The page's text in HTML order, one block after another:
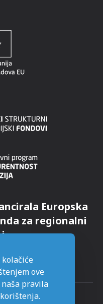
Europska
za regionalni
ove
pravila